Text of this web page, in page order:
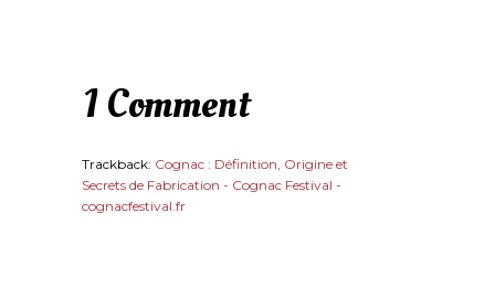
1 Comment
Trackback: Cognac : Définition, Origine et
Secrets de Fabrication - Cognac Festival -
cognacfestival.fr